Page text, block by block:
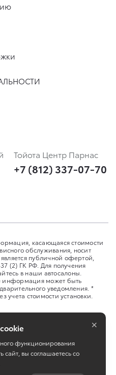
Тойота Центр Парнас
+7 (812) 337-07-70
касающаяся стоимости
обслуживания, носит
публичной офертой,
(2) ГК РФ. Для получения
в наши автосалоны.
информация может быть
уведомления. *
учета стоимости установки.
функционирования
сайт, вы соглашаетесь со
×